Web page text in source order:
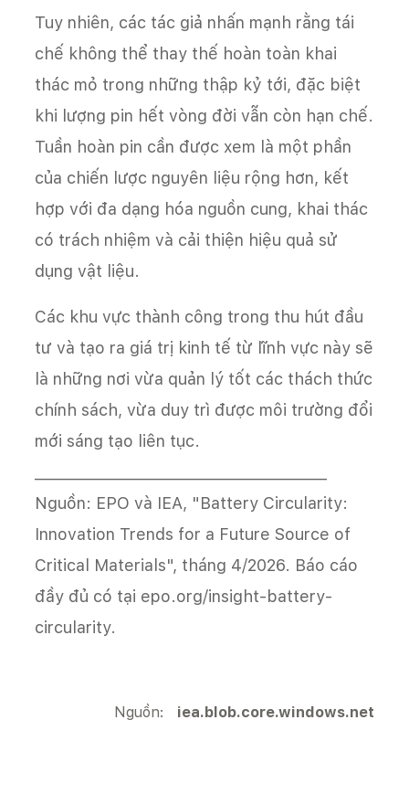
Tuy nhiên, các tác giả nhấn mạnh rằng tái
chế không thể thay thế hoàn toàn khai
thác mỏ trong những thập kỷ tới, đặc biệt
khi lượng pin hết vòng đời vẫn còn hạn chế.
Tuần hoàn pin cần được xem là một phần
của chiến lược nguyên liệu rộng hơn, kết
hợp với đa dạng hóa nguồn cung, khai thác
có trách nhiệm và cải thiện hiệu quả sử
dụng vật liệu.
Các khu vực thành công trong thu hút đầu
tư và tạo ra giá trị kinh tế từ lĩnh vực này sẽ
là những nơi vừa quản lý tốt các thách thức
chính sách, vừa duy trì được môi trường đổi
mới sáng tạo liên tục.
Nguồn: EPO và IEA, "Battery Circularity:
Innovation Trends for a Future Source of
Critical Materials", tháng 4/2026. Báo cáo
đầy đủ có tại epo.org/insight-battery-
circularity.
Nguồn: iea.blob.core.windows.net